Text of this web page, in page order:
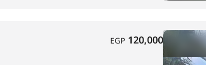
120,000
EGP